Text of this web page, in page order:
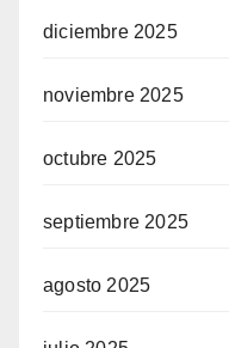
diciembre 2025
noviembre 2025
octubre 2025
septiembre 2025
agosto 2025